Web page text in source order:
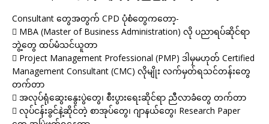
Consultant တွေအတွက် CPD ပုံစံတွေကတော့-
 MBA (Master of Business Administration) လို ပညာရပ်ဆိုင်ရာ
ဘွဲ့တွေ ထပ်မံသင်ယူတာ
 Project Management Professional (PMP) ဒါမှမဟုတ် Certified
Management Consultant (CMC) လိုမျိုး လက်မှတ်ရသင်တန်းတွေ
တက်တာ
 အလုပ်ရုံဆွေးနွေးပွဲတွေ၊ စီးပွားရေးဆိုင်ရာ ညီလာခံတွေ တက်တာ
 လုပ်ငန်းခွင်နဲ့ဆိုင်တဲ့ စာအုပ်တွေ၊ ဂျာနယ်တွေ၊ Research Paper